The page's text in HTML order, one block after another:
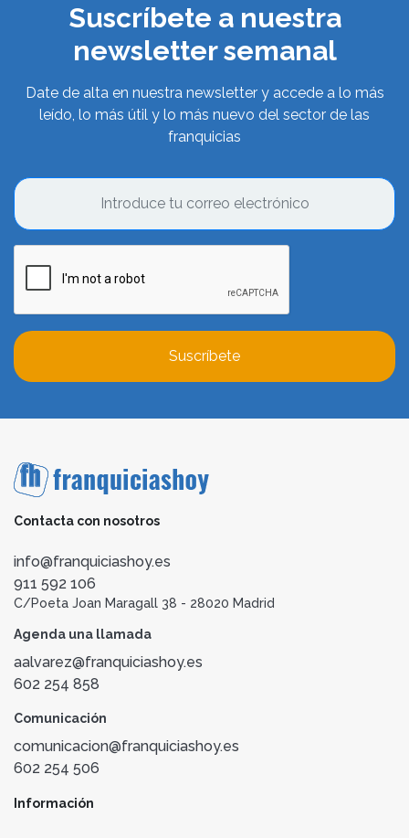
Suscríbete a nuestra
newsletter semanal
Date de alta en nuestra newsletter y accede a lo más
leído, lo más útil y lo más nuevo del sector de las
franquicias
Suscríbete
Contacta con nosotros
info@franquiciashoy.es
911 592 106
C/Poeta Joan Maragall 38 - 28020 Madrid
Agenda una llamada
aalvarez@franquiciashoy.es
602 254 858
Comunicación
comunicacion@franquiciashoy.es
602 254 506
Información